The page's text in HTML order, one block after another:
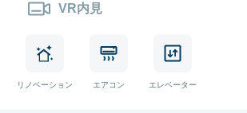
VR内見
リノベーション エアコン エレベーター